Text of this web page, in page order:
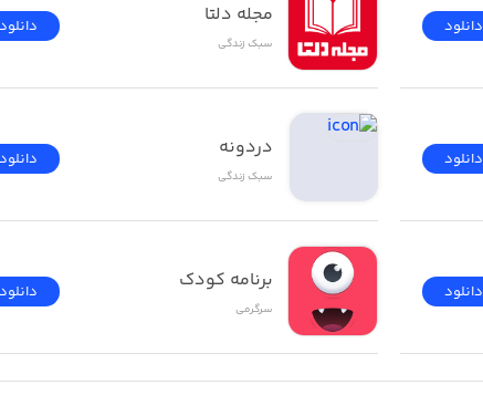
دانلود
دانلود
دانلود
مجله دلتا
سبک زندگی
دانلود
دردونه
سبک زندگی
دانلود
برنامه کودک
سرگرمی
دانلود